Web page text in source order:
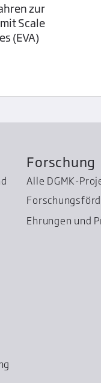
zur
Scale
(EVA)
Forschung
Alle DGMK-
Ehrungen und